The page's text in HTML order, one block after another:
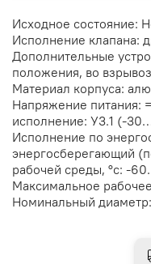
Исходное состояние:
Исполнение клапана:
Дополнительные
положения, во
Материал корпуса:
Напряжение питания:
исполнение: У3.1 (-
Исполнение по
энергосберегающий
рабочей среды, °с: -
Максимальное
Номинальный